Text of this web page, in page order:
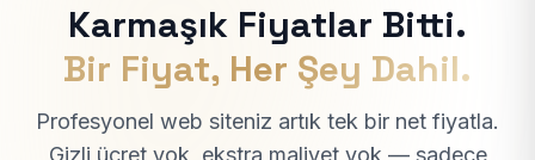
Karmaşık Fiyatlar Bitti.
Bir Fiyat, Her Şey Dahil.
Profesyonel web siteniz artık tek bir net fiyatla.
Gizli ücret yok, ekstra maliyet yok — sadece